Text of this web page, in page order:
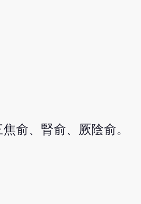
俞、腎俞、厥陰俞。